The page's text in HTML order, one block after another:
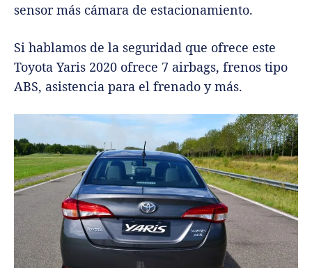
sensor más cámara de estacionamiento.
Si hablamos de la seguridad que ofrece este
Toyota Yaris 2020 ofrece 7 airbags, frenos tipo
ABS, asistencia para el frenado y más.